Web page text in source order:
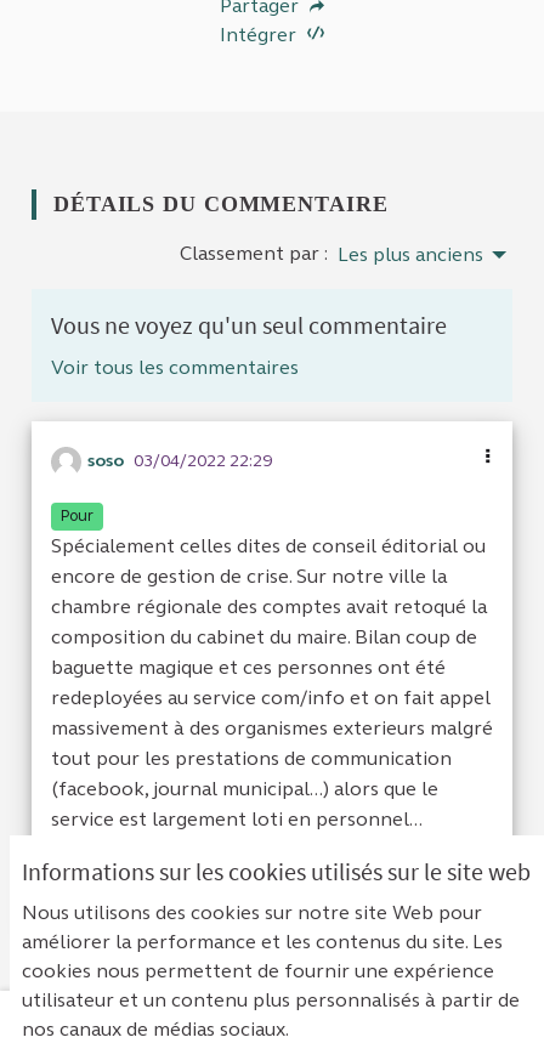
Informations sur les cookies utilisés sur le site web
Nous utilisons des cookies sur notre site Web pour
améliorer la performance et les contenus du site. Les
cookies nous permettent de fournir une expérience
utilisateur et un contenu plus personnalisés à partir de
nos canaux de médias sociaux.
Partager
Intégrer
DÉTAILS DU COMMENTAIRE
Classement par : Les plus anciens
Vous ne voyez qu'un seul commentaire
Voir tous les commentaires
soso 03/04/2022 22:29
Pour
Spécialement celles dites de conseil éditorial ou
encore de gestion de crise. Sur notre ville la
chambre régionale des comptes avait retoqué la
composition du cabinet du maire. Bilan coup de
baguette magique et ces personnes ont été
redeployées au service com/info et on fait appel
massivement à des organismes exterieurs malgré
tout pour les prestations de communication
(facebook, journal municipal...) alors que le
service est largement loti en personnel...
Mentions légales